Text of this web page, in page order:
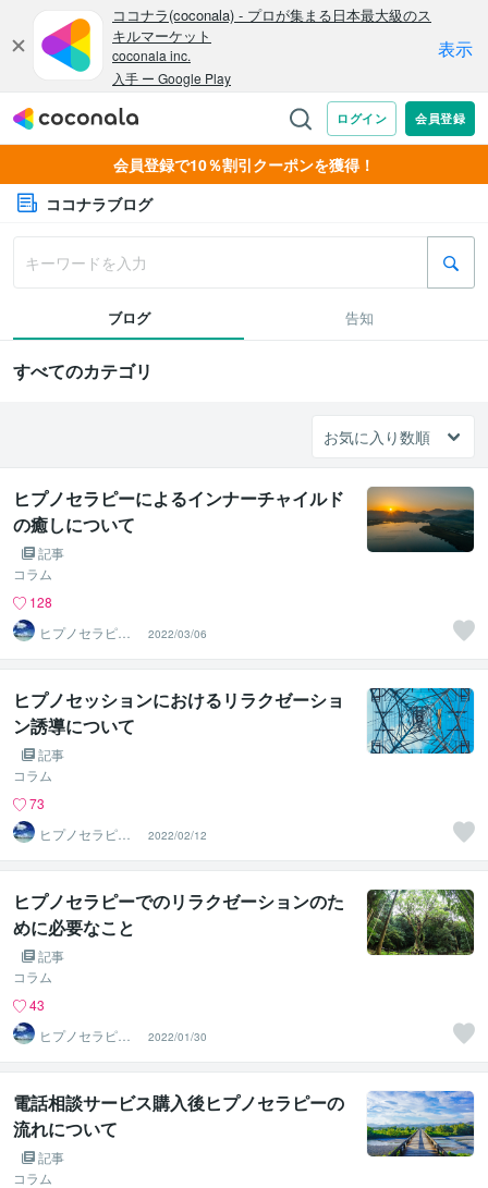
会員登録で10％割引クーポンを獲得！
ココナラブログ
ブログ 告知
すべてのカテゴリ
ヒプノセラピーによるインナーチャイルド
の癒しについて
記事
コラム
128
ヒプノセラピス
トはつか（ＨＣ
ＲＯＯＭ）
2022/03/06
ヒプノセッションにおけるリラクゼーショ
ン誘導について
記事
コラム
73
ヒプノセラピス
トはつか（ＨＣ
ＲＯＯＭ）
2022/02/12
ヒプノセラピーでのリラクゼーションのた
めに必要なこと
記事
コラム
43
ヒプノセラピス
トはつか（ＨＣ
ＲＯＯＭ）
2022/01/30
電話相談サービス購入後ヒプノセラピーの
流れについて
記事
コラム